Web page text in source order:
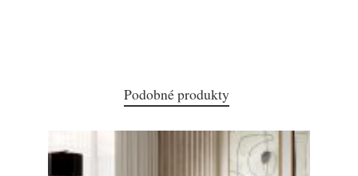
Podobné produkty